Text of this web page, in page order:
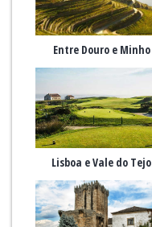
Entre Douro e Minho
Lisboa e Vale do Tejo